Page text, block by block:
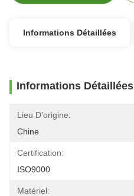
Informations Détaillées
Informations Détaillées
Lieu D'origine:
Chine
Certification:
ISO9000
Matériel: